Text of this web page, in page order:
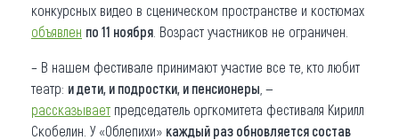
конкурсных видео в сценическом пространстве и костюмах
объявлен по 11 ноября . Возраст участников не ограничен.
– В нашем фестивале принимают участие все те, кто любит
театр: и дети, и подростки, и пенсионеры , —
рассказывает председатель оргкомитета фестиваля Кирилл
Скобелин. У «Облепихи» каждый раз обновляется состав